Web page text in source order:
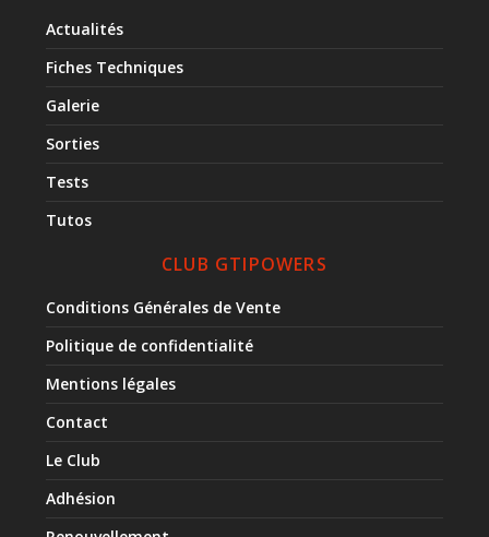
Actualités
Fiches Techniques
Galerie
Sorties
Tests
Tutos
CLUB GTIPOWERS
Conditions Générales de Vente
Politique de confidentialité
Mentions légales
Contact
Le Club
Adhésion